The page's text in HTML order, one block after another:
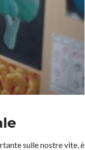
sulle nostre vite, è